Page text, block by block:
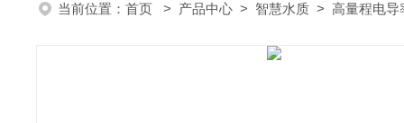
当前位置： 首页 > 产品中心 > 智慧水质 > 高量程电导